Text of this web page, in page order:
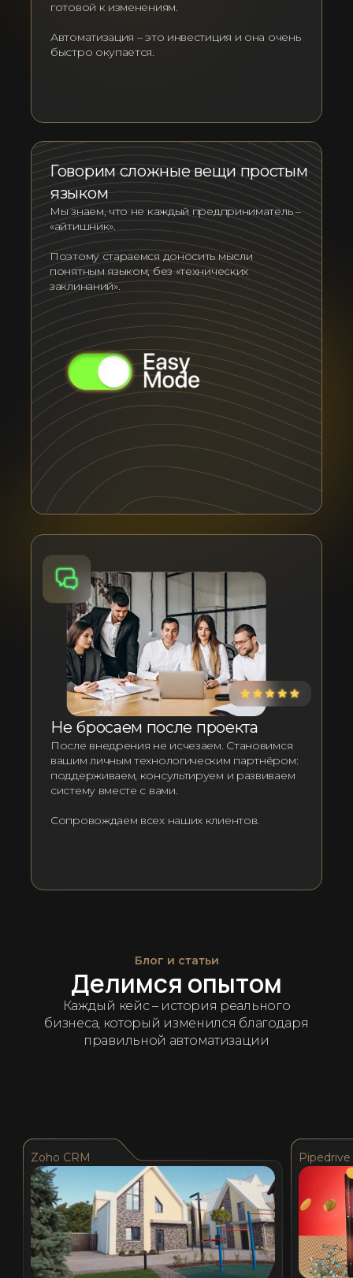
Не бросаем после проекта
После внедрения не исчезаем. Становимся
вашим личным технологическим партнёром:
поддерживаем, консультируем и развиваем
систему вместе с вами.
Сопровождаем всех наших клиентов.
готовой к изменениям.
Автоматизация – это инвестиция и она очень
быстро окупается.
Говорим сложные вещи простым
языком
Мы знаем, что не каждый предприниматель –
«айтишник».
Поэтому стараемся доносить мысли
понятным языком, без «технических
заклинаний».
Блог и статьи
Делимся опытом
Каждый кейс – история реального
бизнеса, который изменился благодаря
правильной автоматизации
Pipedrive
Zoho CRM